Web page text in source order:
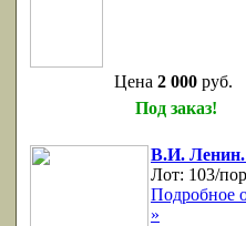
Цена 2 000 руб.
Под заказ!
В.И. Ленин.
Лот: 103/
Подробное
»